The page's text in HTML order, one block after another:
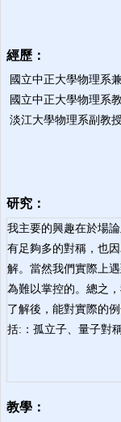
經歷：
國立中正大學物理系
國立中正大學物理系
淡江大學物理系副教
研究：
我主要的興趣在於場
有足夠多的對稱，也
解。當然我們實際上
為難以掌控的。總之
了解後，能對實際的
括:：孤立子、量子對
教學：